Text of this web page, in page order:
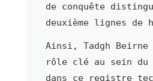
de conquête
deuxième lignes de
Ainsi, Tadgh Beirne
rôle clé au sein
dans ce registre